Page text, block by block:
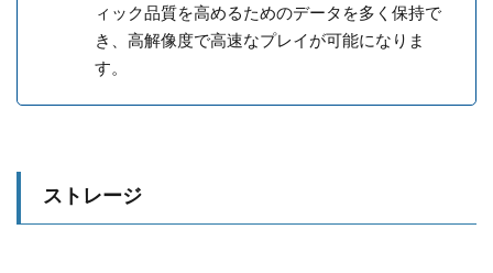
ィック品質を高めるためのデータを多く保持で
き、高解像度で高速なプレイが可能になりま
す。
ストレージ